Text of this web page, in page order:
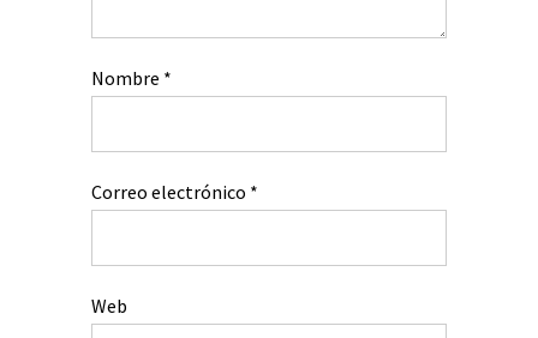
Nombre *
Correo electrónico *
Web